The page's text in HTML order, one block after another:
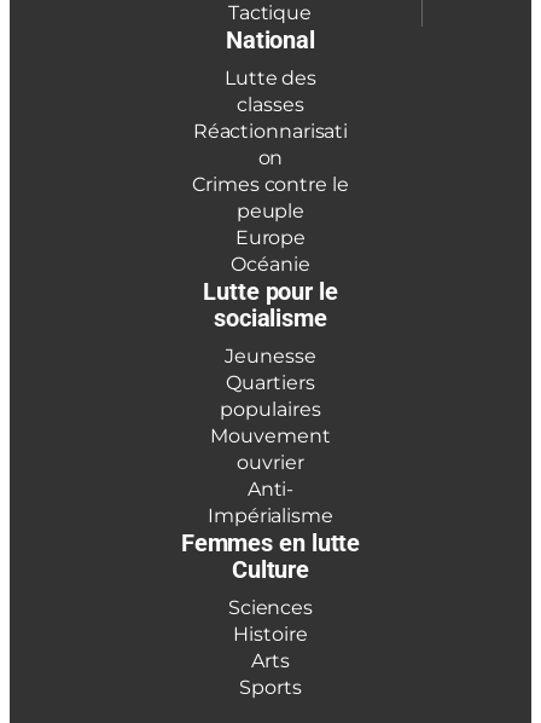
Tactique
National
Lutte des
classes
Réactionnarisati
on
Crimes contre le
peuple
Europe
Océanie
Lutte pour le
socialisme
Jeunesse
Quartiers
populaires
Mouvement
ouvrier
Anti-
Impérialisme
Femmes en lutte
Culture
Sciences
Histoire
Arts
Sports